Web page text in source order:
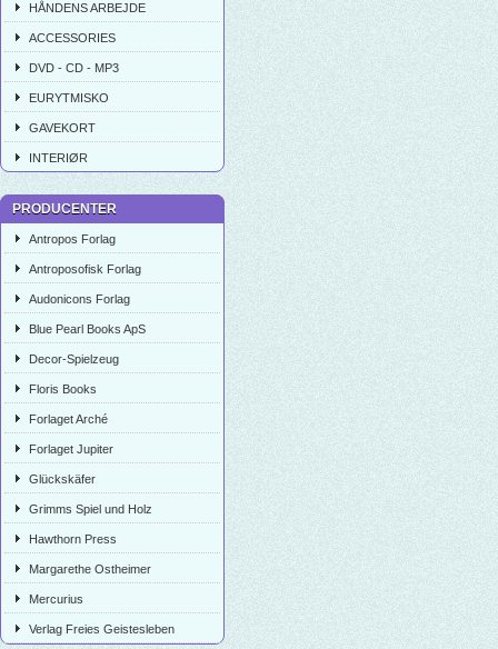
HÅNDENS ARBEJDE
ACCESSORIES
DVD - CD - MP3
EURYTMISKO
GAVEKORT
INTERIØR
PRODUCENTER
Antropos Forlag
Antroposofisk Forlag
Audonicons Forlag
Blue Pearl Books ApS
Decor-Spielzeug
Floris Books
Forlaget Arché
Forlaget Jupiter
Glückskäfer
Grimms Spiel und Holz
Hawthorn Press
Margarethe Ostheimer
Mercurius
Verlag Freies Geistesleben